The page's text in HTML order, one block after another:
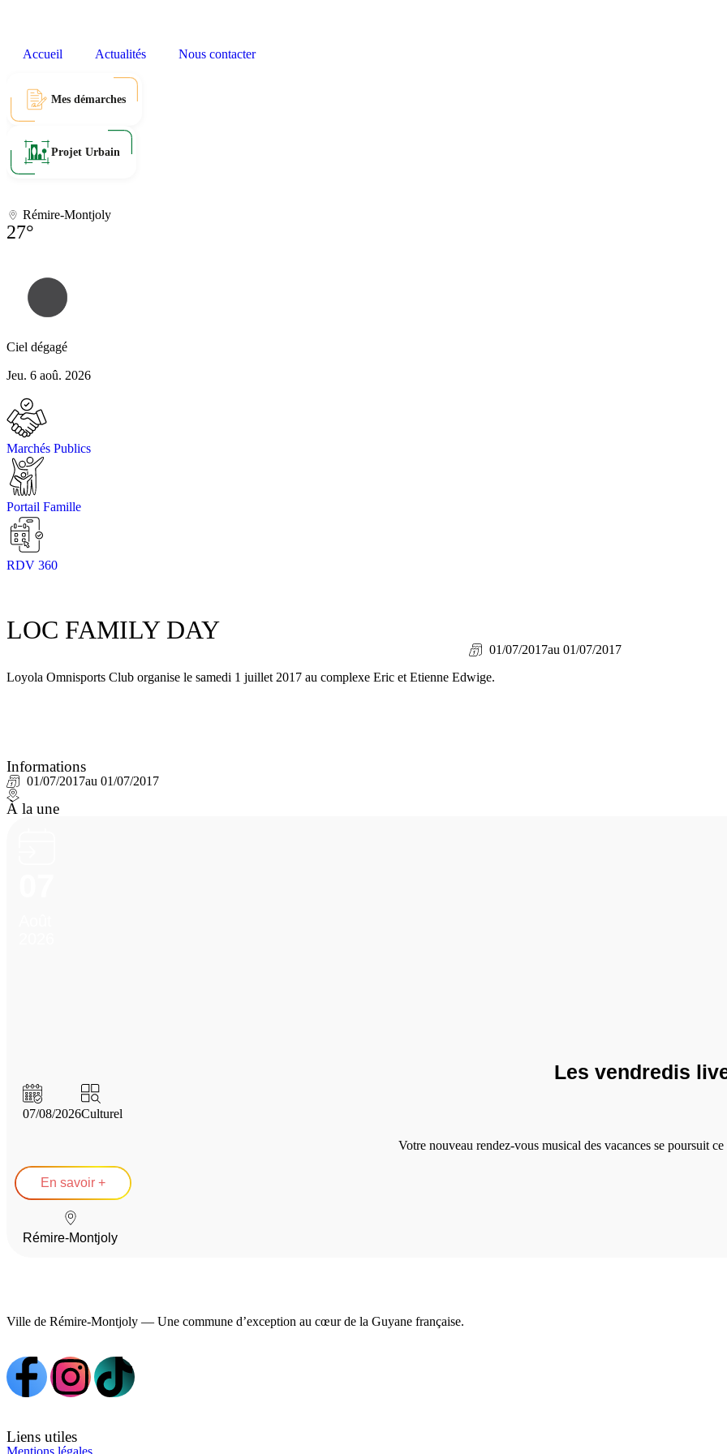
Accueil Actualités Nous contacter
Mes démarches
Projet Urbain
Rémire-Montjoly
27°
Ciel dégagé
Jeu. 6 aoû. 2026
Marchés Publics
Portail Famille
RDV 360
LOC FAMILY DAY
01/07/2017au 01/07/2017
Loyola Omnisports Club organise le samedi 1 juillet 2017 au complexe Eric et Etienne Edwige.
Informations
01/07/2017au 01/07/2017
À la une
Les vendredis
07/08/2026Culturel
Votre nouveau rendez-vous musical des vacances se poursuit
En savoir +
Rémire-Montjoly
Ville de Rémire-Montjoly — Une commune d’exception au cœur de la Guyane française.
Liens utiles
Mentions légales